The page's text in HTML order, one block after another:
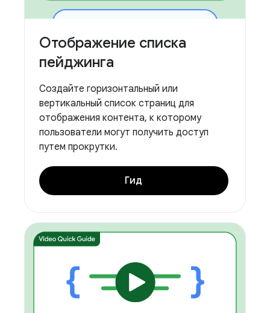
Отображение списка
пейджинга
Создайте горизонтальный или
вертикальный список страниц для
отображения контента, к которому
пользователи могут получить доступ
путем прокрутки.
Гид